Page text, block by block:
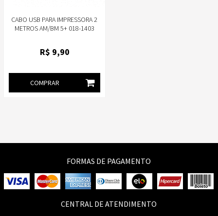
CABO USB PARA IMPRESSORA 2
METROS AM/BM 5+ 018-1403
R$ 9,90
COMPRAR
FORMAS DE PAGAMENTO
CENTRAL DE ATENDIMENTO